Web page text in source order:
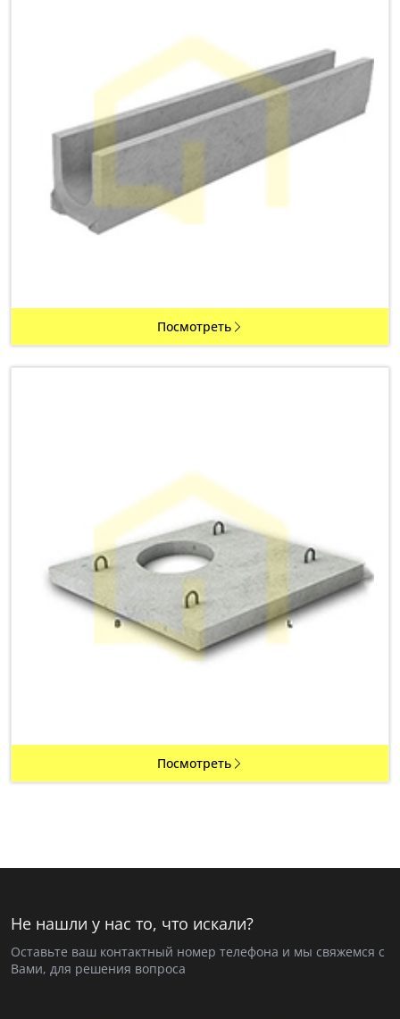
Посмотреть
Посмотреть
Не нашли у нас то, что искали?
Оставьте ваш контактный номер телефона и мы свяжемся с
Вами, для решения вопроса